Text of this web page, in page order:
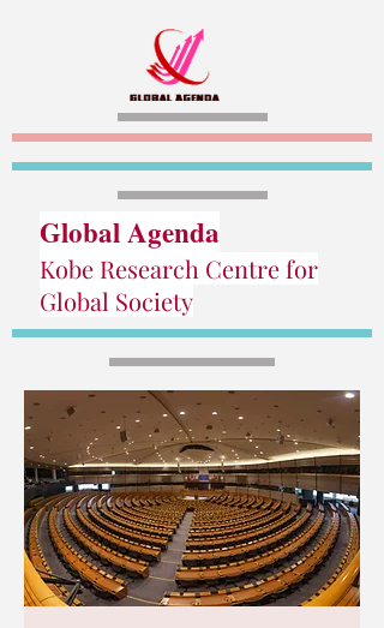
Global Agenda
Kobe Research Centre for
Global Society